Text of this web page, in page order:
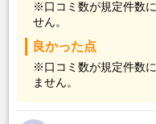
※口コミ数が規定件数
せん。
良かった点
※口コミ数が規定件数
ません。